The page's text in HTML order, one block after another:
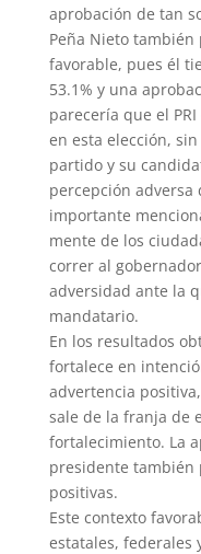
aprobación de tan
Peña Nieto
favorable, pues él
53.1% y una
parecería que el
en esta elección,
partido y su
percepción adversa
importante
mente de los
correr al
adversidad ante la
mandatario.
En los resultados
fortalece en
advertencia
sale de la franja de
fortalecimiento. La
presidente también
positivas.
Este contexto
estatales, federales